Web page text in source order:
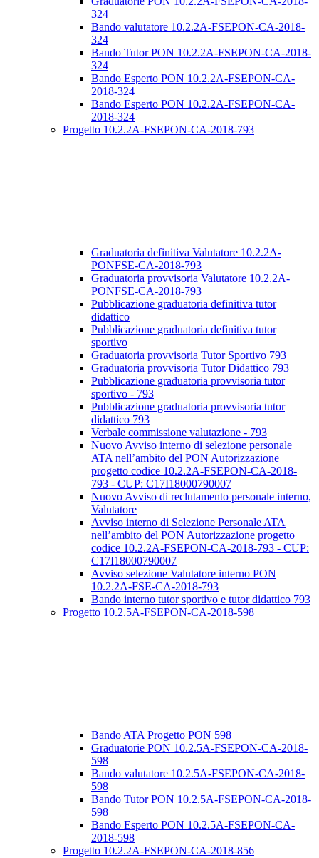
324
Bando valutatore 10.2.2A-FSEPON-CA-2018-
324
Bando Tutor PON 10.2.2A-FSEPON-CA-2018-
324
Bando Esperto PON 10.2.2A-FSEPON-CA-
2018-324
Bando Esperto PON 10.2.2A-FSEPON-CA-
2018-324
Progetto 10.2.2A-FSEPON-CA-2018-793
Graduatoria definitiva Valutatore 10.2.2A-
PONFSE-CA-2018-793
Graduatoria provvisoria Valutatore 10.2.2A-
PONFSE-CA-2018-793
Pubblicazione graduatoria definitiva tutor
didattico
Pubblicazione graduatoria definitiva tutor
sportivo
Graduatoria provvisoria Tutor Sportivo 793
Graduatoria provvisoria Tutor Didattico 793
Pubblicazione graduatoria provvisoria tutor
sportivo - 793
Pubblicazione graduatoria provvisoria tutor
didattico 793
Verbale commissione valutazione - 793
Nuovo Avviso interno di selezione personale
ATA nell’ambito del PON Autorizzazione
progetto codice 10.2.2A-FSEPON-CA-2018-
793 - CUP: C17I18000790007
Nuovo Avviso di reclutamento personale interno,
Valutatore
Avviso interno di Selezione Personale ATA
nell’ambito del PON Autorizzazione progetto
codice 10.2.2A-FSEPON-CA-2018-793 - CUP:
C17I18000790007
Avviso selezione Valutatore interno PON
10.2.2A-FSE-CA-2018-793
Bando interno tutor sportivo e tutor didattico 793
Progetto 10.2.5A-FSEPON-CA-2018-598
Bando ATA Progetto PON 598
Graduatorie PON 10.2.5A-FSEPON-CA-2018-
598
Bando valutatore 10.2.5A-FSEPON-CA-2018-
598
Bando Tutor PON 10.2.5A-FSEPON-CA-2018-
598
Bando Esperto PON 10.2.5A-FSEPON-CA-
2018-598
Progetto 10.2.2A-FSEPON-CA-2018-856